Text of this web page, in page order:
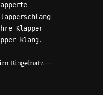
Klapper
klang.
Ringelnatz→